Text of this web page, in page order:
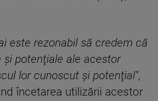
este rezonabil să credem că
potenţiale ale acestor
lor cunoscut şi potenţial",
încetarea utilizării acestor